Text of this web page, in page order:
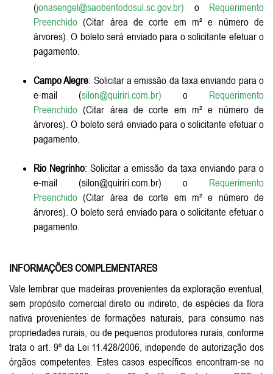
(jonasengel@saobentodosul.sc.gov.br) o Requerimento
Preenchido (Citar área de corte em m² e número de
árvores). O boleto será enviado para o solicitante efetuar o
pagamento.
Campo Alegre: Solicitar a emissão da taxa enviando para o
e-mail (silon@quiriri.com.br) o Requerimento
Preenchido (Citar área de corte em m² e número de
árvores). O boleto será enviado para o solicitante efetuar o
pagamento.
Rio Negrinho: Solicitar a emissão da taxa enviando para o
e-mail (silon@quiriri.com.br) o Requerimento
Preenchido (Citar área de corte em m² e número de
árvores). O boleto será enviado para o solicitante efetuar o
pagamento.
INFORMAÇÕES COMPLEMENTARES
Vale lembrar que madeiras provenientes da exploração eventual,
sem propósito comercial direto ou indireto, de espécies da flora
nativa provenientes de formações naturais, para consumo nas
propriedades rurais, ou de pequenos produtores rurais, conforme
trata o art. 9º da Lei 11.428/2006, independe de autorização dos
órgãos competentes. Estes casos específicos encontram-se no